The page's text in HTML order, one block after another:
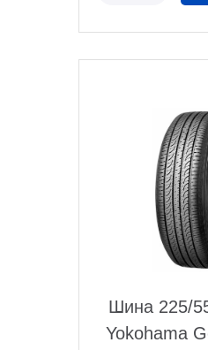
Шина 225/
Yokohama